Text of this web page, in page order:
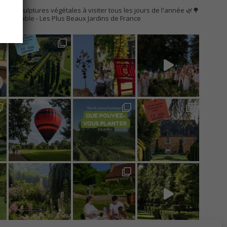
de sculptures végétales à visiter tous les jours de l'année 🌿🌳
- Les Plus Beaux Jardins de France